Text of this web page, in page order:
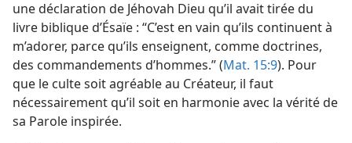
une déclaration de Jéhovah Dieu qu’il avait tirée du
livre biblique d’Ésaïe : “C’est en vain qu’ils continuent à
m’adorer, parce qu’ils enseignent, comme doctrines,
des commandements d’hommes.” (Mat. 15:9). Pour
que le culte soit agréable au Créateur, il faut
nécessairement qu’il soit en harmonie avec la vérité de
sa Parole inspirée.